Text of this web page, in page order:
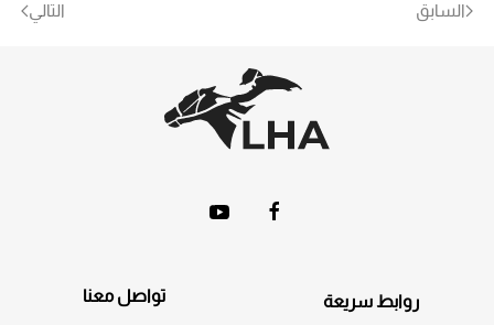
السابق التالي
روابط سريعة تواصل معنا